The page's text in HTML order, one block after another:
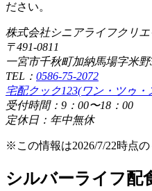
ださい。
株式会社シニアライフクリエ
〒491-0811
一宮市千秋町加納馬場字米野
TEL： 0586-75-2072
宅配クック123(ワン・ツゥ
受付時間：9：00〜18：00
定休日：年中無休
※この情報は2026/7/22時点
シルバーライフ配